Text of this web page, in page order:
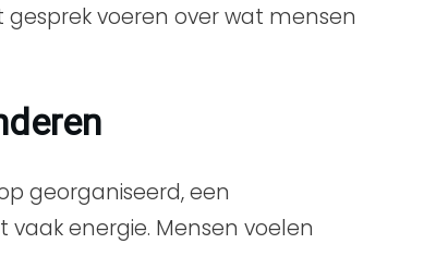
voeren over wat mensen
georganiseerd, een
energie. Mensen voelen